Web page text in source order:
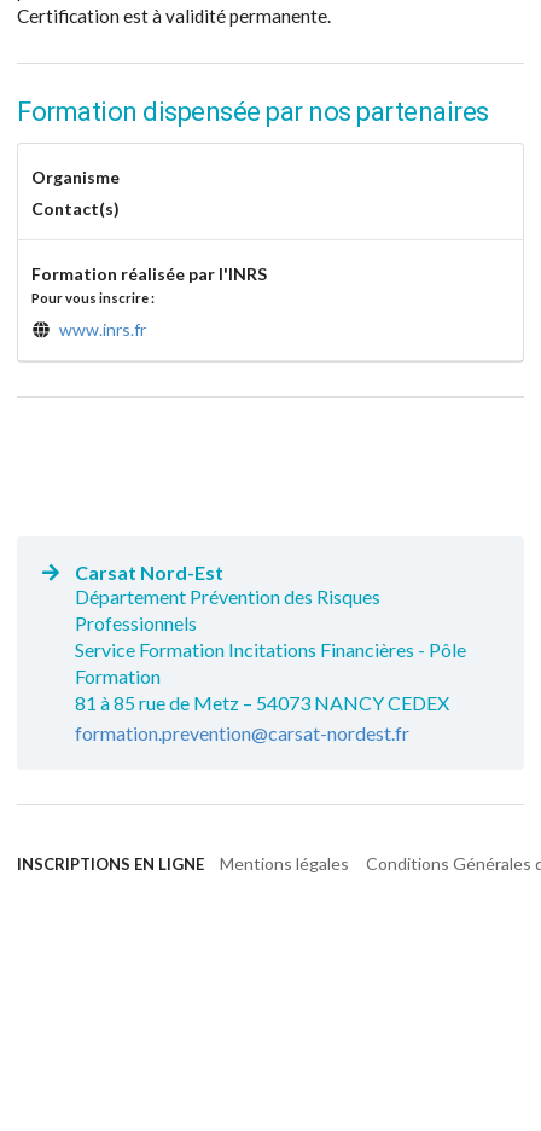
Certification est à validité permanente.
Formation dispensée par nos partenaires
Organisme
Contact(s)
Formation réalisée par l'INRS
Pour vous inscrire :
www.inrs.fr
Carsat Nord-Est
Département Prévention des Risques
Professionnels
Service Formation Incitations Financières - Pôle
Formation
81 à 85 rue de Metz – 54073 NANCY CEDEX
formation.prevention@carsat-nordest.fr
INSCRIPTIONS EN LIGNE Mentions légales Conditions Générales